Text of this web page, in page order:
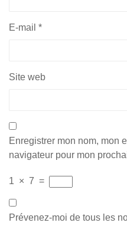
E-mail *
Site web
Enregistrer mon nom, mon
navigateur pour mon
1 × 7 =
Prévenez-moi de tous les